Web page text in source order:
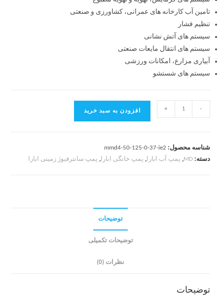
تامین آب کارخانه های عمرانی، کشاورزی و صنعتی
تنظیم فشار
سیستم های آتش نشانی
سیستم های انتقال مایعات صنعتی
آبیاری مزارع، امکانات ورزشی
سیستم های شستشو
-
+ افزودن به سبد خرید
شناسه محصول: mmd4-50-125-0-37-ie2
دسته:MD
, پمپ آب ابارا, پمپ خانگی ابارا, پمپ سانترفیوژ زمینی ابارا
توضیحات
توضیحات تکمیلی
نظرات (0)
توضیحات